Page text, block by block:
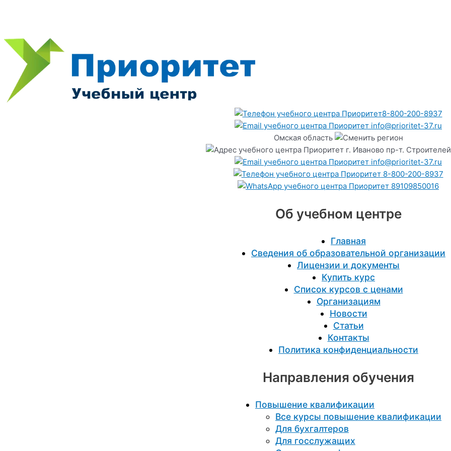
8-800-200-8937
info@prioritet-37.ru
Омская область
г. Иваново пр-т. Строителей
info@prioritet-37.ru
8-800-200-8937
89109850016
Об учебном центре
Главная
Сведения об образовательной организации
Лицензии и документы
Купить курс
Список курсов с ценами
Организациям
Новости
Статьи
Контакты
Политика конфиденциальности
Направления обучения
Повышение квалификации
Все курсы повышение квалификации
Для бухгалтеров
Для госслужащих